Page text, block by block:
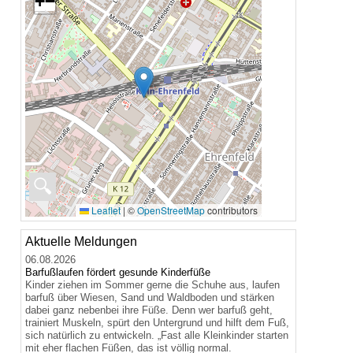
🔍
Leaflet | ©OpenStreetMapcontributors
Aktuelle Meldungen
06.08.2026
Barfußlaufen fördert gesunde Kinderfüße
Kinder ziehen im Sommer gerne die Schuhe aus, laufen
barfuß über Wiesen, Sand und Waldboden und stärken
dabei ganz nebenbei ihre Füße. Denn wer barfuß geht,
trainiert Muskeln, spürt den Untergrund und hilft dem Fuß,
sich natürlich zu entwickeln. „Fast alle Kleinkinder starten
mit eher flachen Füßen, das ist völlig normal.